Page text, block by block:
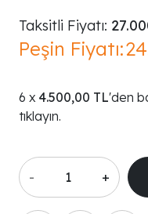
Taksitli Fiyatı:
Peşin Fiyatı:
4.500,00 TL'den
tıklayın.
- +